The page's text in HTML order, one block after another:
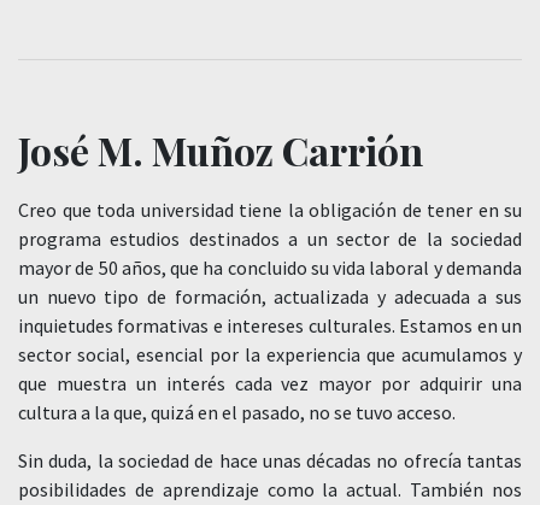
José M. Muñoz Carrión
Creo que toda universidad tiene la obligación de tener en su
programa estudios destinados a un sector de la sociedad
mayor de 50 años, que ha concluido su vida laboral y demanda
un nuevo tipo de formación, actualizada y adecuada a sus
inquietudes formativas e intereses culturales. Estamos en un
sector social, esencial por la experiencia que acumulamos y
que muestra un interés cada vez mayor por adquirir una
cultura a la que, quizá en el pasado, no se tuvo acceso.
Sin duda, la sociedad de hace unas décadas no ofrecía tantas
posibilidades de aprendizaje como la actual. También nos